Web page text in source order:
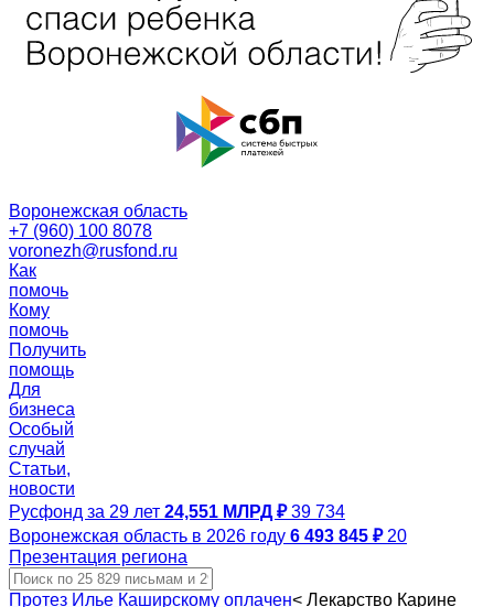
Воронежская область
+7 (960) 100 8078
voronezh@rusfond.ru
Как
помочь
Кому
помочь
Получить
помощь
Для
бизнеса
Особый
случай
Статьи,
новости
Русфонд за 29 лет 24,551 МЛРД ₽ 39 734
Воронежская область в 2026 году 6 493 845 ₽ 20
Презентация региона
Протез Илье Каширскому оплачен< Лекарство Карине